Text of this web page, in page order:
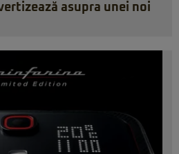
asupra unei noi